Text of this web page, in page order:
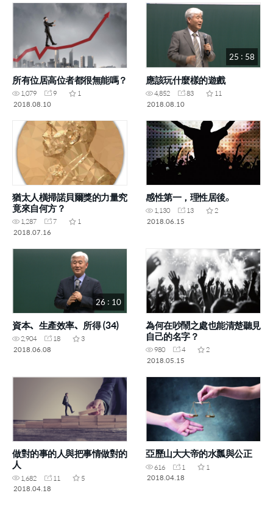
所有位居高位者都很無能嗎？
1,079 9
1
2018.08.10
25 : 58
應該玩什麼樣的遊戲
4,852 83
11
2018.08.10
猶太人橫掃諾貝爾獎的力量究
竟來自何方？
1,287 7
1
2018.07.16
感性第一，理性居後。
1,130 13
2
2018.06.15
26 : 10
資本、生產效率、所得 (34)
2,904 18
3
2018.06.08
為何在吵鬧之處也能清楚聽見
自己的名字？
980 4
2
2018.05.15
做對的事的人與把事情做對的
人
1,682 11
5
2018.04.18
亞歷山大大帝的水瓢與公正
616 1
1
2018.04.18